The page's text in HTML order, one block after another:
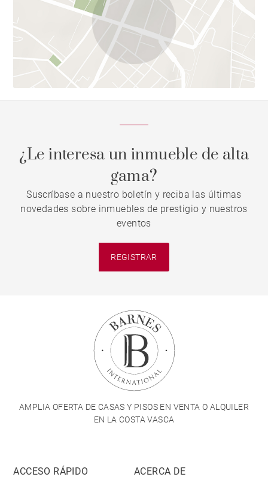
¿Le interesa un inmueble de alta
gama?
Suscríbase a nuestro boletín y reciba las últimas
novedades sobre inmuebles de prestigio y nuestros
eventos
REGISTRAR
AMPLIA OFERTA DE CASAS Y PISOS EN VENTA O ALQUILER
EN LA COSTA VASCA
ACCESO RÁPIDO
ACERCA DE